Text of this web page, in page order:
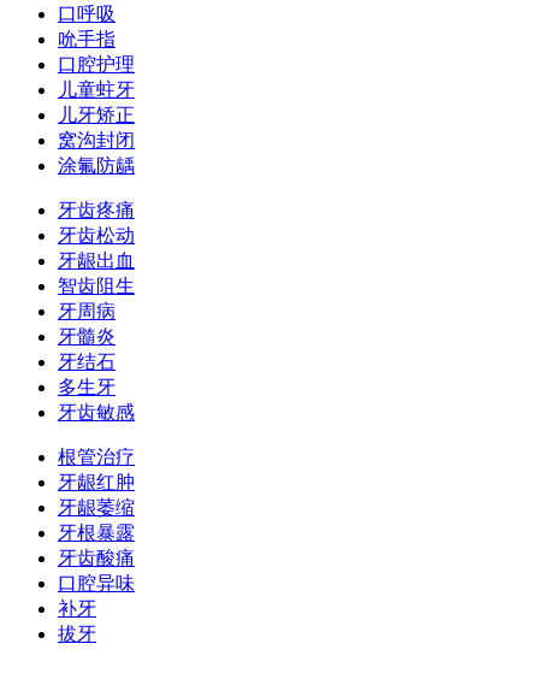
口呼吸
吮手指
口腔护理
儿童蛀牙
儿牙矫正
窝沟封闭
涂氟防龋
牙齿疼痛
牙齿松动
牙龈出血
智齿阻生
牙周病
牙髓炎
牙结石
多生牙
牙齿敏感
根管治疗
牙龈红肿
牙龈萎缩
牙根暴露
牙齿酸痛
口腔异味
补牙
拔牙